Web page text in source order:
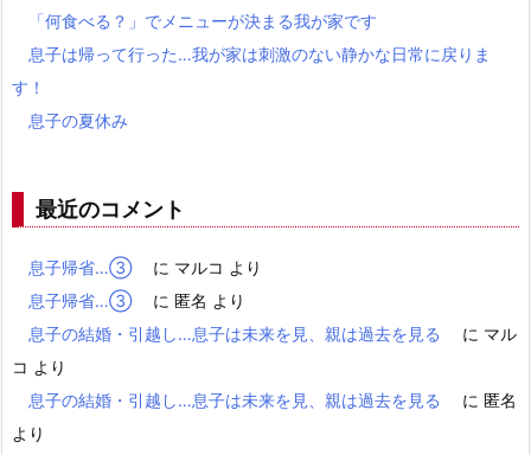
「何食べる？」でメニューが決まる我が家です
息子は帰って行った…我が家は刺激のない静かな日常に戻りま
す！
息子の夏休み
最近のコメント
息子帰省…③ に マルコ より
息子帰省…③
に 匿名 より
息子の結婚・引越し…息子は未来を見、親は過去を見る
に マル
コ より
息子の結婚・引越し…息子は未来を見、親は過去を見る
に 匿名
より